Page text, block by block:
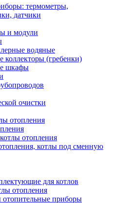
термометры,
датчики
и модули
водяные
коллекторы (гребенки)
шкафы
очистки
отопления
отопления
котлы под сменную
для котлов
отопления